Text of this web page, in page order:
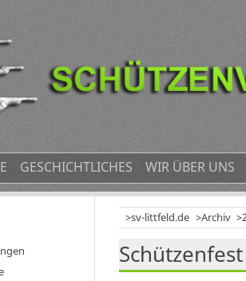
GESCHICHTLICHES WIR ÜBER UNS
sv-littfeld.de Archiv